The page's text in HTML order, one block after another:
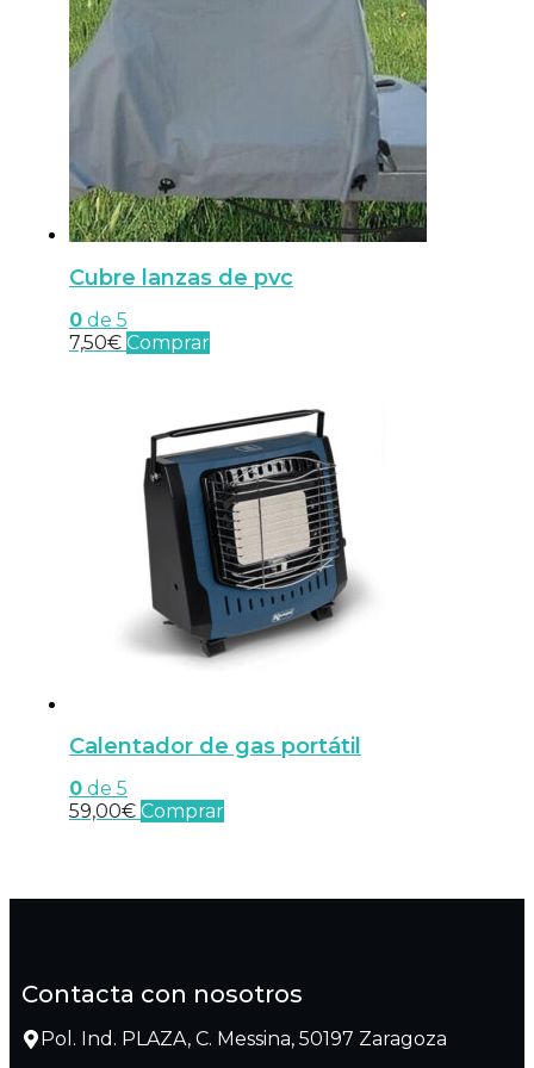
Cubre lanzas de pvc
0 de 5
7,50€ Comprar
Calentador de gas portátil
0 de 5
59,00€ Comprar
Contacta con nosotros
Pol. Ind. PLAZA, C. Messina, 50197 Zaragoza